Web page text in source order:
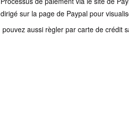
dirigé sur la page de Paypal pour
pouvez aussi règler par carte de crédit